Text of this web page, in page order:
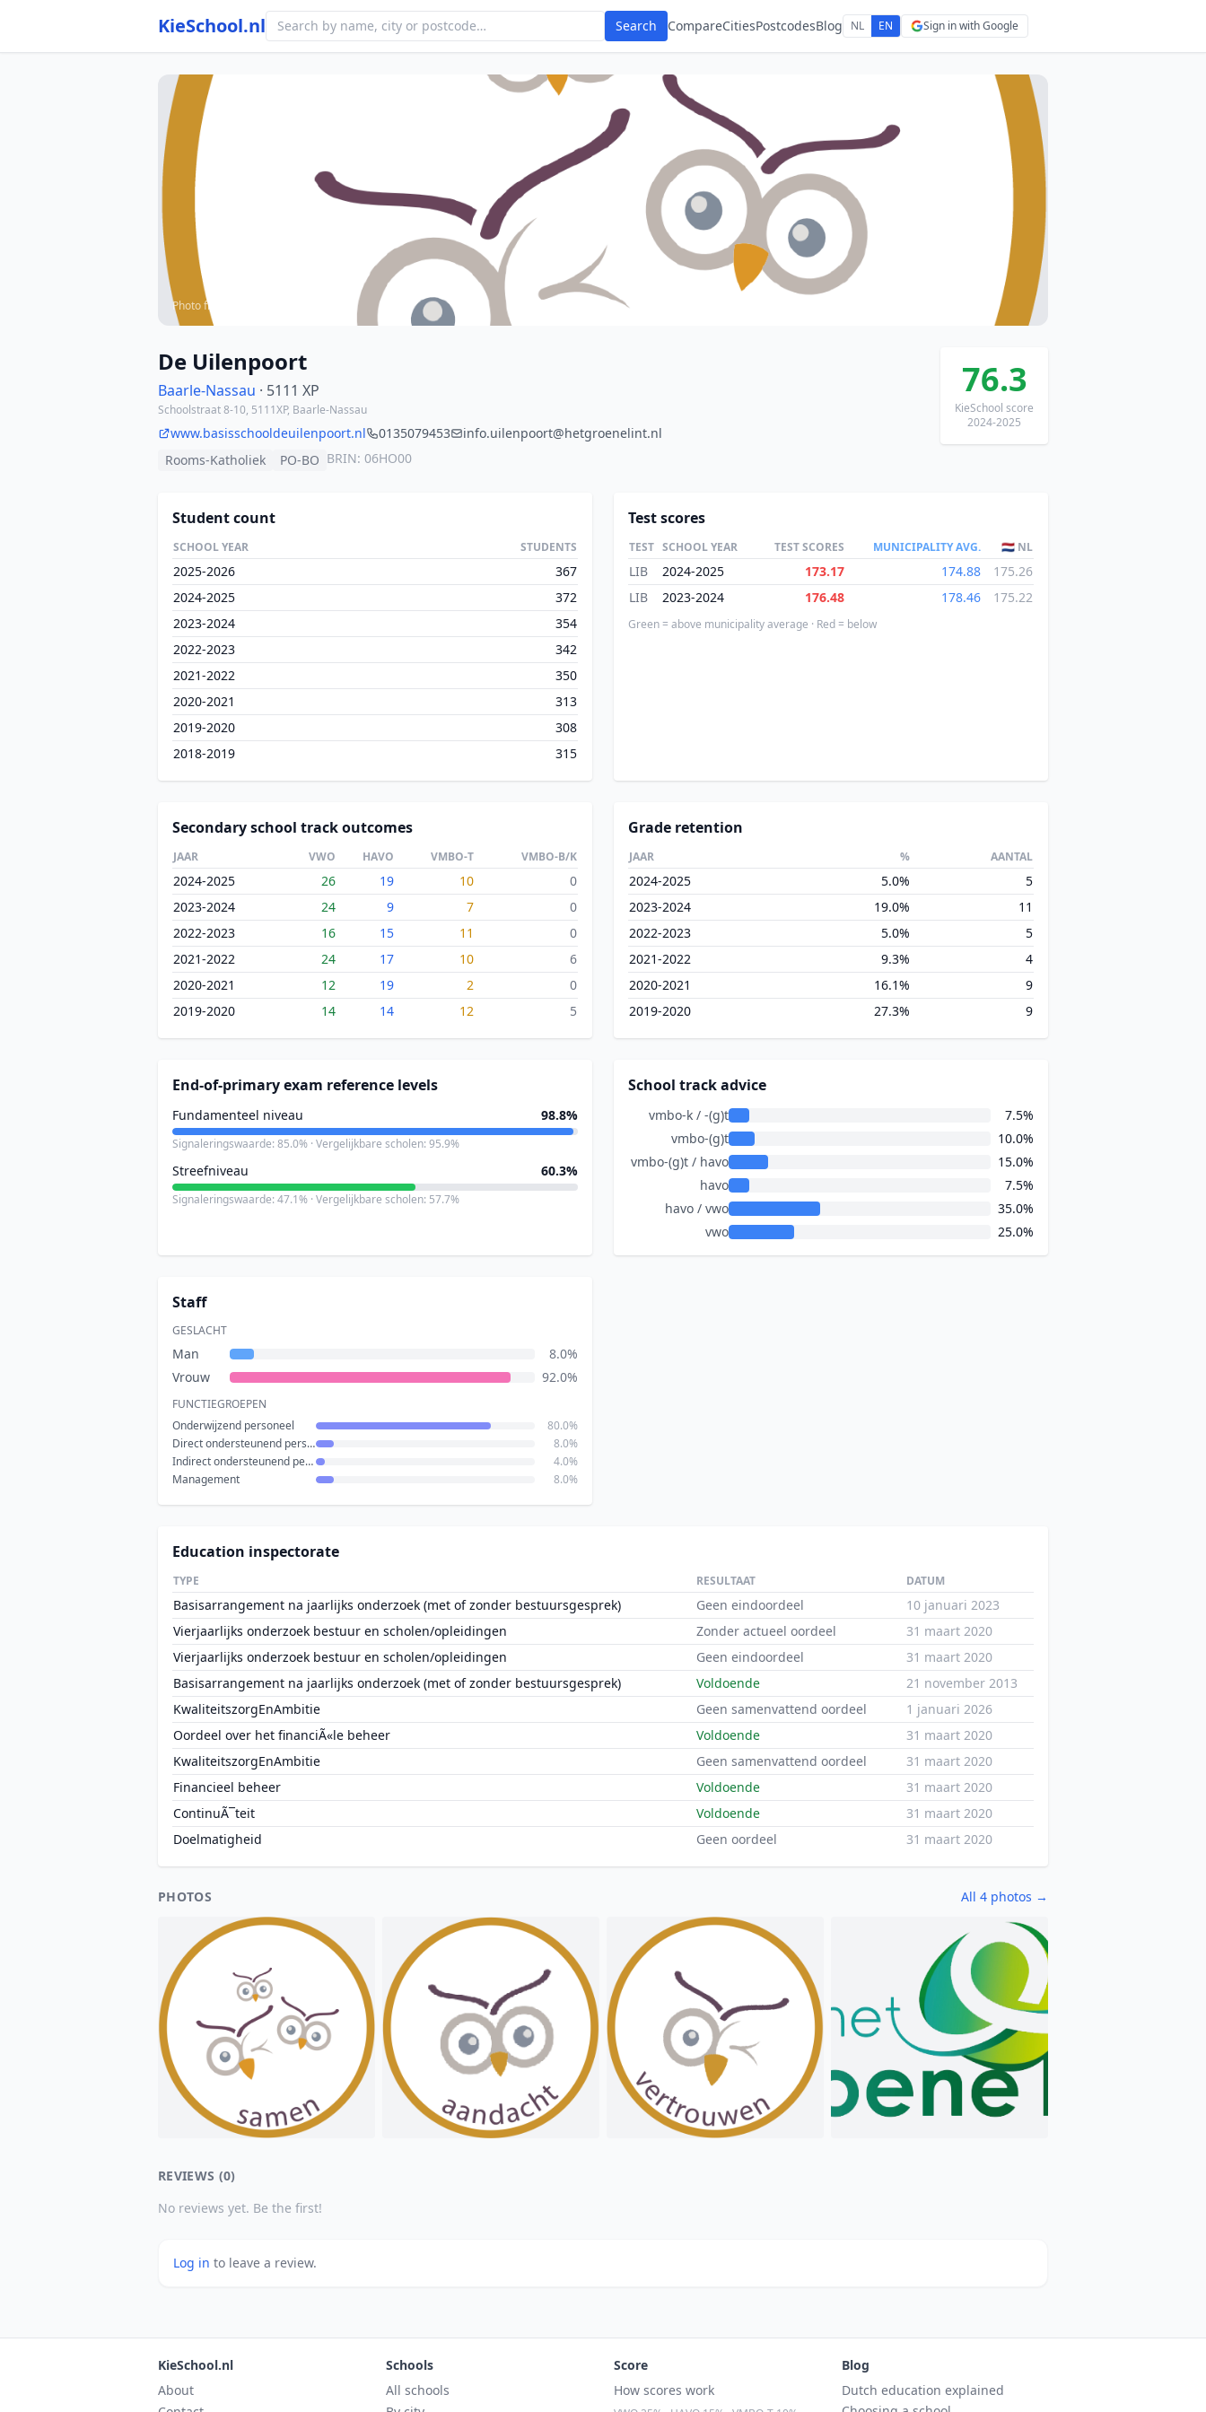
KieSchool.nl Search CompareCitiesPostcodesBlog NL EN Sign in with Google
Photo from school website
De Uilenpoort
Baarle-Nassau · 5111 XP
Schoolstraat 8-10, 5111XP, Baarle-Nassau
www.basisschooldeuilenpoort.nl 0135079453
info.uilenpoort@hetgroenelint.nl
Rooms-Katholiek
PO-BO BRIN: 06HO00
76.3
KieSchool score
2024-2025
Student count
SCHOOL YEAR STUDENTS
2025-2026
367
2024-2025
372
2023-2024
354
2022-2023
342
2021-2022
350
2020-2021
313
2019-2020
308
2018-2019
315
Test scores
TEST SCHOOL YEAR TEST SCORES MUNICIPALITY AVG. 🇳🇱 NL
LIB 2024-2025 173.17 174.88
175.26
LIB
2023-2024 176.48 178.46 175.22
Green = above municipality average · Red = below
Secondary school track outcomes
JAAR VWO HAVO VMBO-T VMBO-B/K
2024-2025 26 19 10
0
2023-2024
24 9 7
0
2022-2023
16 15 11
0
2021-2022
24 17 10
6
2020-2021
12 19 2
0
2019-2020
14 14 12 5
Grade retention
JAAR % AANTAL
2024-2025 5.0%
5
2023-2024
19.0%
11
2022-2023
5.0%
5
2021-2022
9.3%
4
2020-2021
16.1%
9
2019-2020
27.3% 9
End-of-primary exam reference levels
Fundamenteel niveau 98.8%
Signaleringswaarde: 85.0% · Vergelijkbare scholen: 95.9%
Streefniveau 60.3%
Signaleringswaarde: 47.1% · Vergelijkbare scholen: 57.7%
School track advice
vmbo-k / -(g)t
7.5%
vmbo-(g)t
10.0%
vmbo-(g)t / havo
15.0%
havo
7.5%
havo / vwo
35.0%
vwo
25.0%
Staff
GESLACHT
Man
8.0%
Vrouw
92.0%
FUNCTIEGROEPEN
Onderwijzend personeel
80.0%
Direct ondersteunend personeel
8.0%
Indirect ondersteunend personeel
4.0%
Management
8.0%
Education inspectorate
TYPE RESULTAAT DATUM
Basisarrangement na jaarlijks onderzoek (met of zonder bestuursgesprek) Geen eindoordeel
10 januari 2023
Vierjaarlijks onderzoek bestuur en scholen/opleidingen
Zonder actueel oordeel
31 maart 2020
Vierjaarlijks onderzoek bestuur en scholen/opleidingen
Geen eindoordeel
31 maart 2020
Basisarrangement na jaarlijks onderzoek (met of zonder bestuursgesprek)
Voldoende
21 november 2013
KwaliteitszorgEnAmbitie
Geen samenvattend oordeel
1 januari 2026
Oordeel over het financiÃ«le beheer
Voldoende
31 maart 2020
KwaliteitszorgEnAmbitie
Geen samenvattend oordeel
31 maart 2020
Financieel beheer
Voldoende
31 maart 2020
ContinuÃ¯teit
Voldoende
31 maart 2020
Doelmatigheid
Geen oordeel 31 maart 2020
PHOTOS All 4 photos →
REVIEWS (0)
No reviews yet. Be the first!
Log in to leave a review.
KieSchool.nl
About
Schools
All schools
Score
How scores work
Blog
Dutch education explained